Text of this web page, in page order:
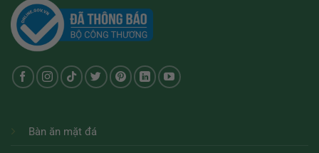
Bàn ăn mặt đá